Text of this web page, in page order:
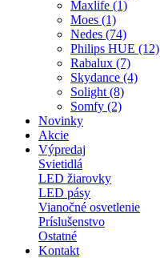
Maxlife (1)
Moes (1)
Nedes (74)
Philips HUE (12)
Rabalux (7)
Skydance (4)
Solight (8)
Somfy (2)
Novinky
Akcie
Výpredaj
Svietidlá
LED žiarovky
LED pásy
Vianočné osvetlenie
Príslušenstvo
Ostatné
Kontakt